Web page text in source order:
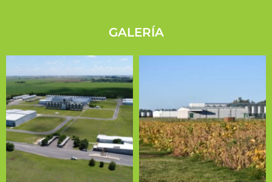
GALERÍA